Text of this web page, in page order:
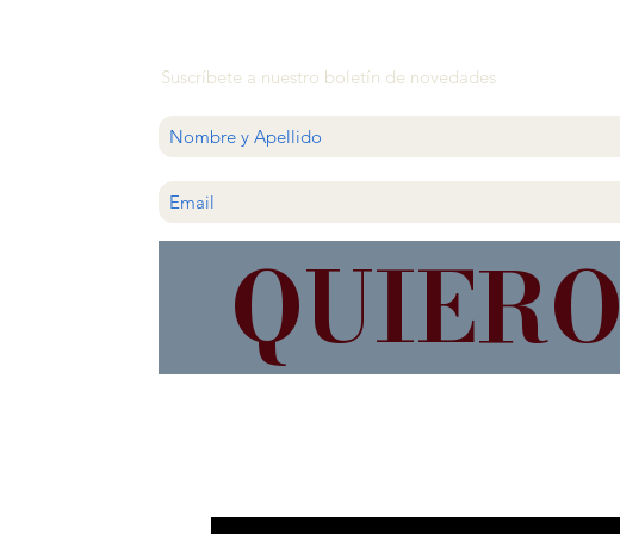
Suscríbete a nuestro boletín de novedades
QUIERO